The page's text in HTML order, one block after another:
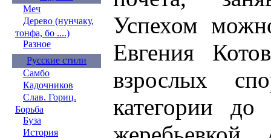
Меч
Дерево (нунчаку,
тонфа, бо ....)
Разное
Русские стили
Самбо
Кадочников
Слав. Гориц.
Борьба
Буза
История
Успехом
Евгения
взрослых
категории